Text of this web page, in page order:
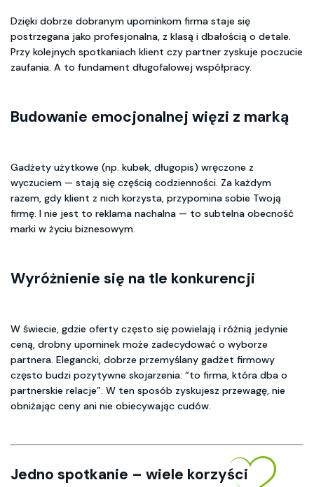
Dzięki dobrze dobranym upominkom firma staje się
postrzegana jako profesjonalna, z klasą i dbałością o detale.
Przy kolejnych spotkaniach klient czy partner zyskuje poczucie
zaufania. A to fundament długofalowej współpracy.
Budowanie emocjonalnej więzi z marką
Gadżety użytkowe (np. kubek, długopis) wręczone z
wyczuciem — stają się częścią codzienności. Za każdym
razem, gdy klient z nich korzysta, przypomina sobie Twoją
firmę. I nie jest to reklama nachalna — to subtelna obecność
marki w życiu biznesowym.
Wyróżnienie się na tle konkurencji
W świecie, gdzie oferty często się powielają i różnią jedynie
ceną, drobny upominek może zadecydować o wyborze
partnera. Elegancki, dobrze przemyślany gadżet firmowy
często budzi pozytywne skojarzenia: “to firma, która dba o
partnerskie relacje”. W ten sposób zyskujesz przewagę, nie
obniżając ceny ani nie obiecywając cudów.
Jedno spotkanie – wiele korzyści